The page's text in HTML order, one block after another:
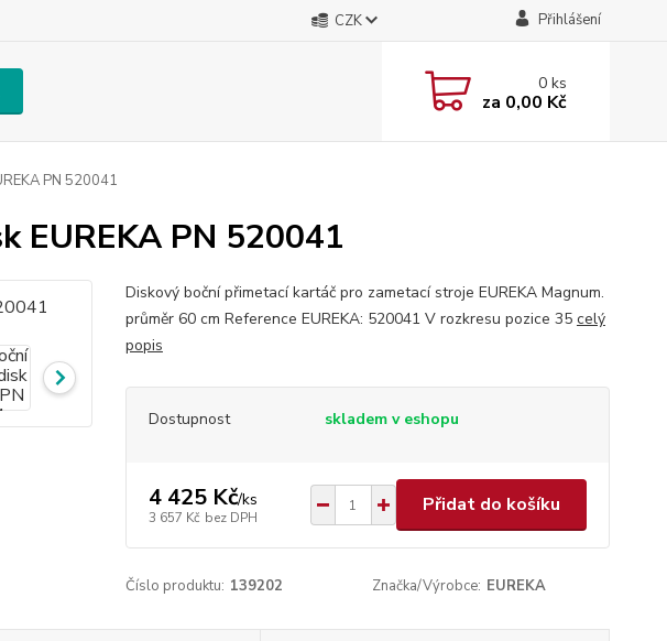
CZK Přihlášení
0ks
za 0,00 Kč
PN 520041
EUREKA PN 520041
Diskový boční přimetací kartáč pro zametací stroje EUREKA Magnum.
průměr 60 cm Reference EUREKA: 520041 V rozkresu pozice 35 celý
popis
Dostupnost skladem v eshopu
4 425 Kč/ks
3 657 Kč bez DPH
Přidat do košíku
Číslo produktu: 139202 Značka/Výrobce: EUREKA